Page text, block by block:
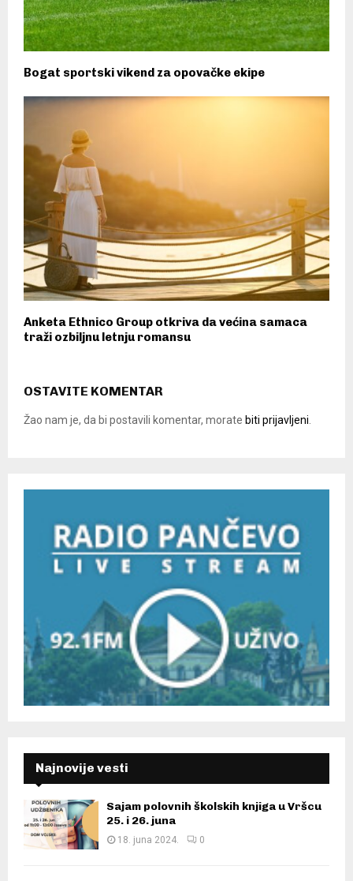
Bogat sportski vikend za opovačke ekipe
Anketa Ethnico Group otkriva da većina samaca
traži ozbiljnu letnju romansu
OSTAVITE KOMENTAR
Žao nam je, da bi postavili komentar, morate biti prijavljeni
Najnovije vesti
Sajam polovnih školskih knjiga u Vršcu
25. i 26. juna
18. juna 2024. 0